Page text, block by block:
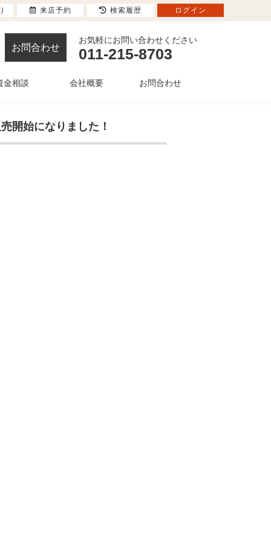
お問合わせ
お気軽にお問い合わせください
011-215-8703
金相談 会社概要 お問合わせ
開始になりました！
来店予約 検索履歴 ログイン